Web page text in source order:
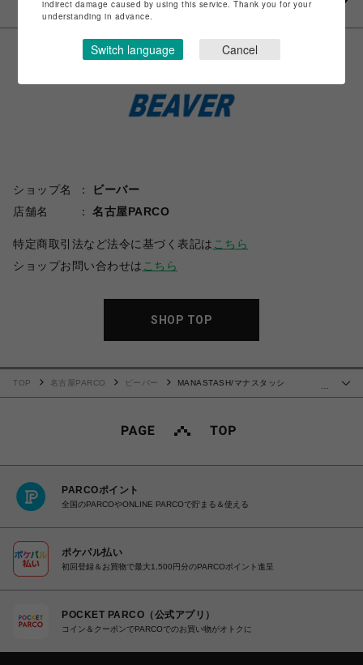
ショップ名
ビーバー
店舗名
名古屋PARCO
特定商取引法など法令に基づく表記は こちら
ショップお問い合わせは こちら
SHOP TOP
…
TOP 名古屋PARCO ビーバー
MANASTASH/マナスタッシ
PARCOポイント
全国のPARCOやONLINE PARCOで貯まる＆使える
ポケパル払い
初回登録＆お買物で最大1,500円分のPARCOポイント進呈
POCKET PARCO（公式アプリ）
コイン＆クーポンでPARCOでのお買い物がオトクに
indirect damage caused by using this service. Thank you for your
understanding in advance.
Switch language Cancel